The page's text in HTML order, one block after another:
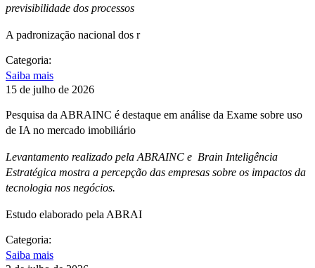
previsibilidade dos processos
A padronização nacional dos r
Categoria:
Saiba mais
15 de julho de 2026
Pesquisa da ABRAINC é destaque em análise da Exame sobre uso
de IA no mercado imobiliário
Levantamento realizado pela ABRAINC e Brain Inteligência
Estratégica mostra a percepção das empresas sobre os impactos da
tecnologia nos negócios.
Estudo elaborado pela ABRAI
Categoria:
Saiba mais